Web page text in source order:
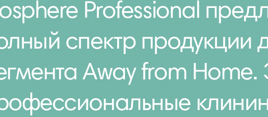
Professional
спектр продукции
Away from Home.